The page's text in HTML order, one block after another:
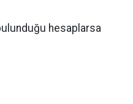
hesaplarsa